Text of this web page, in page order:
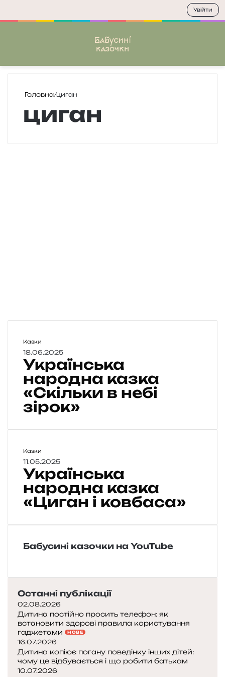
Головна/циган
циган
У
к
р
ї
н
с
н
а
р
о
д
н
з
к
і
л
ь
к
в
Казки
18.06.2025
Українська
народна казка
«Скільки в небі
зірок»
У
к
р
ї
н
ь
а
р
д
а
к
а
з
к
а
Казки
11.05.2025
Українська
народна казка
«Циган і ковбаса»
Бабусині казочки на YouTube
Останні публікації
02.08.2026
Дитина постійно просить телефон: як
встановити здорові правила користування
гаджетами
НОВЕ
16.07.2026
Дитина копіює погану поведінку інших дітей:
чому це відбувається і що робити батькам
10.07.2026
Увійти